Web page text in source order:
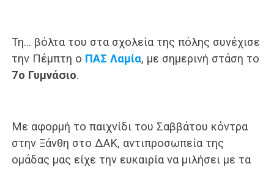
Τη… βόλτα του στα σχολεία της πόλης συνέχισε
την Πέμπτη ο ΠΑΣ Λαμία, με σημερινή στάση το
7ο Γυμνάσιο.
Με αφορμή το παιχνίδι του Σαββάτου κόντρα
στην Ξάνθη στο ΔΑΚ, αντιπροσωπεία της
ομάδας μας είχε την ευκαιρία να μιλήσει με τα